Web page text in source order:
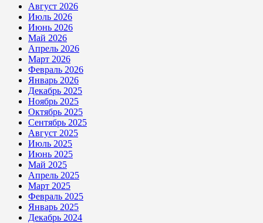
Август 2026
Июль 2026
Июнь 2026
Май 2026
Апрель 2026
Март 2026
Февраль 2026
Январь 2026
Декабрь 2025
Ноябрь 2025
Октябрь 2025
Сентябрь 2025
Август 2025
Июль 2025
Июнь 2025
Май 2025
Апрель 2025
Март 2025
Февраль 2025
Январь 2025
Декабрь 2024